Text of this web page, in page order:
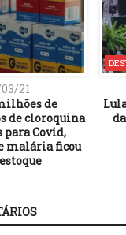
21
de
de cloroquina
para Covid,
malária ficou